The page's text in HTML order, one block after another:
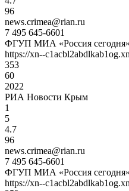
96
news.crimea@rian.ru
7 495 645-6601
ФГУП МИА «Россия сегодня»
https://xn--
353
60
2022
РИА Новости Крым
1
5
4.7
96
news.crimea@rian.ru
7 495 645-6601
ФГУП МИА «Россия сегодня»
https://xn--